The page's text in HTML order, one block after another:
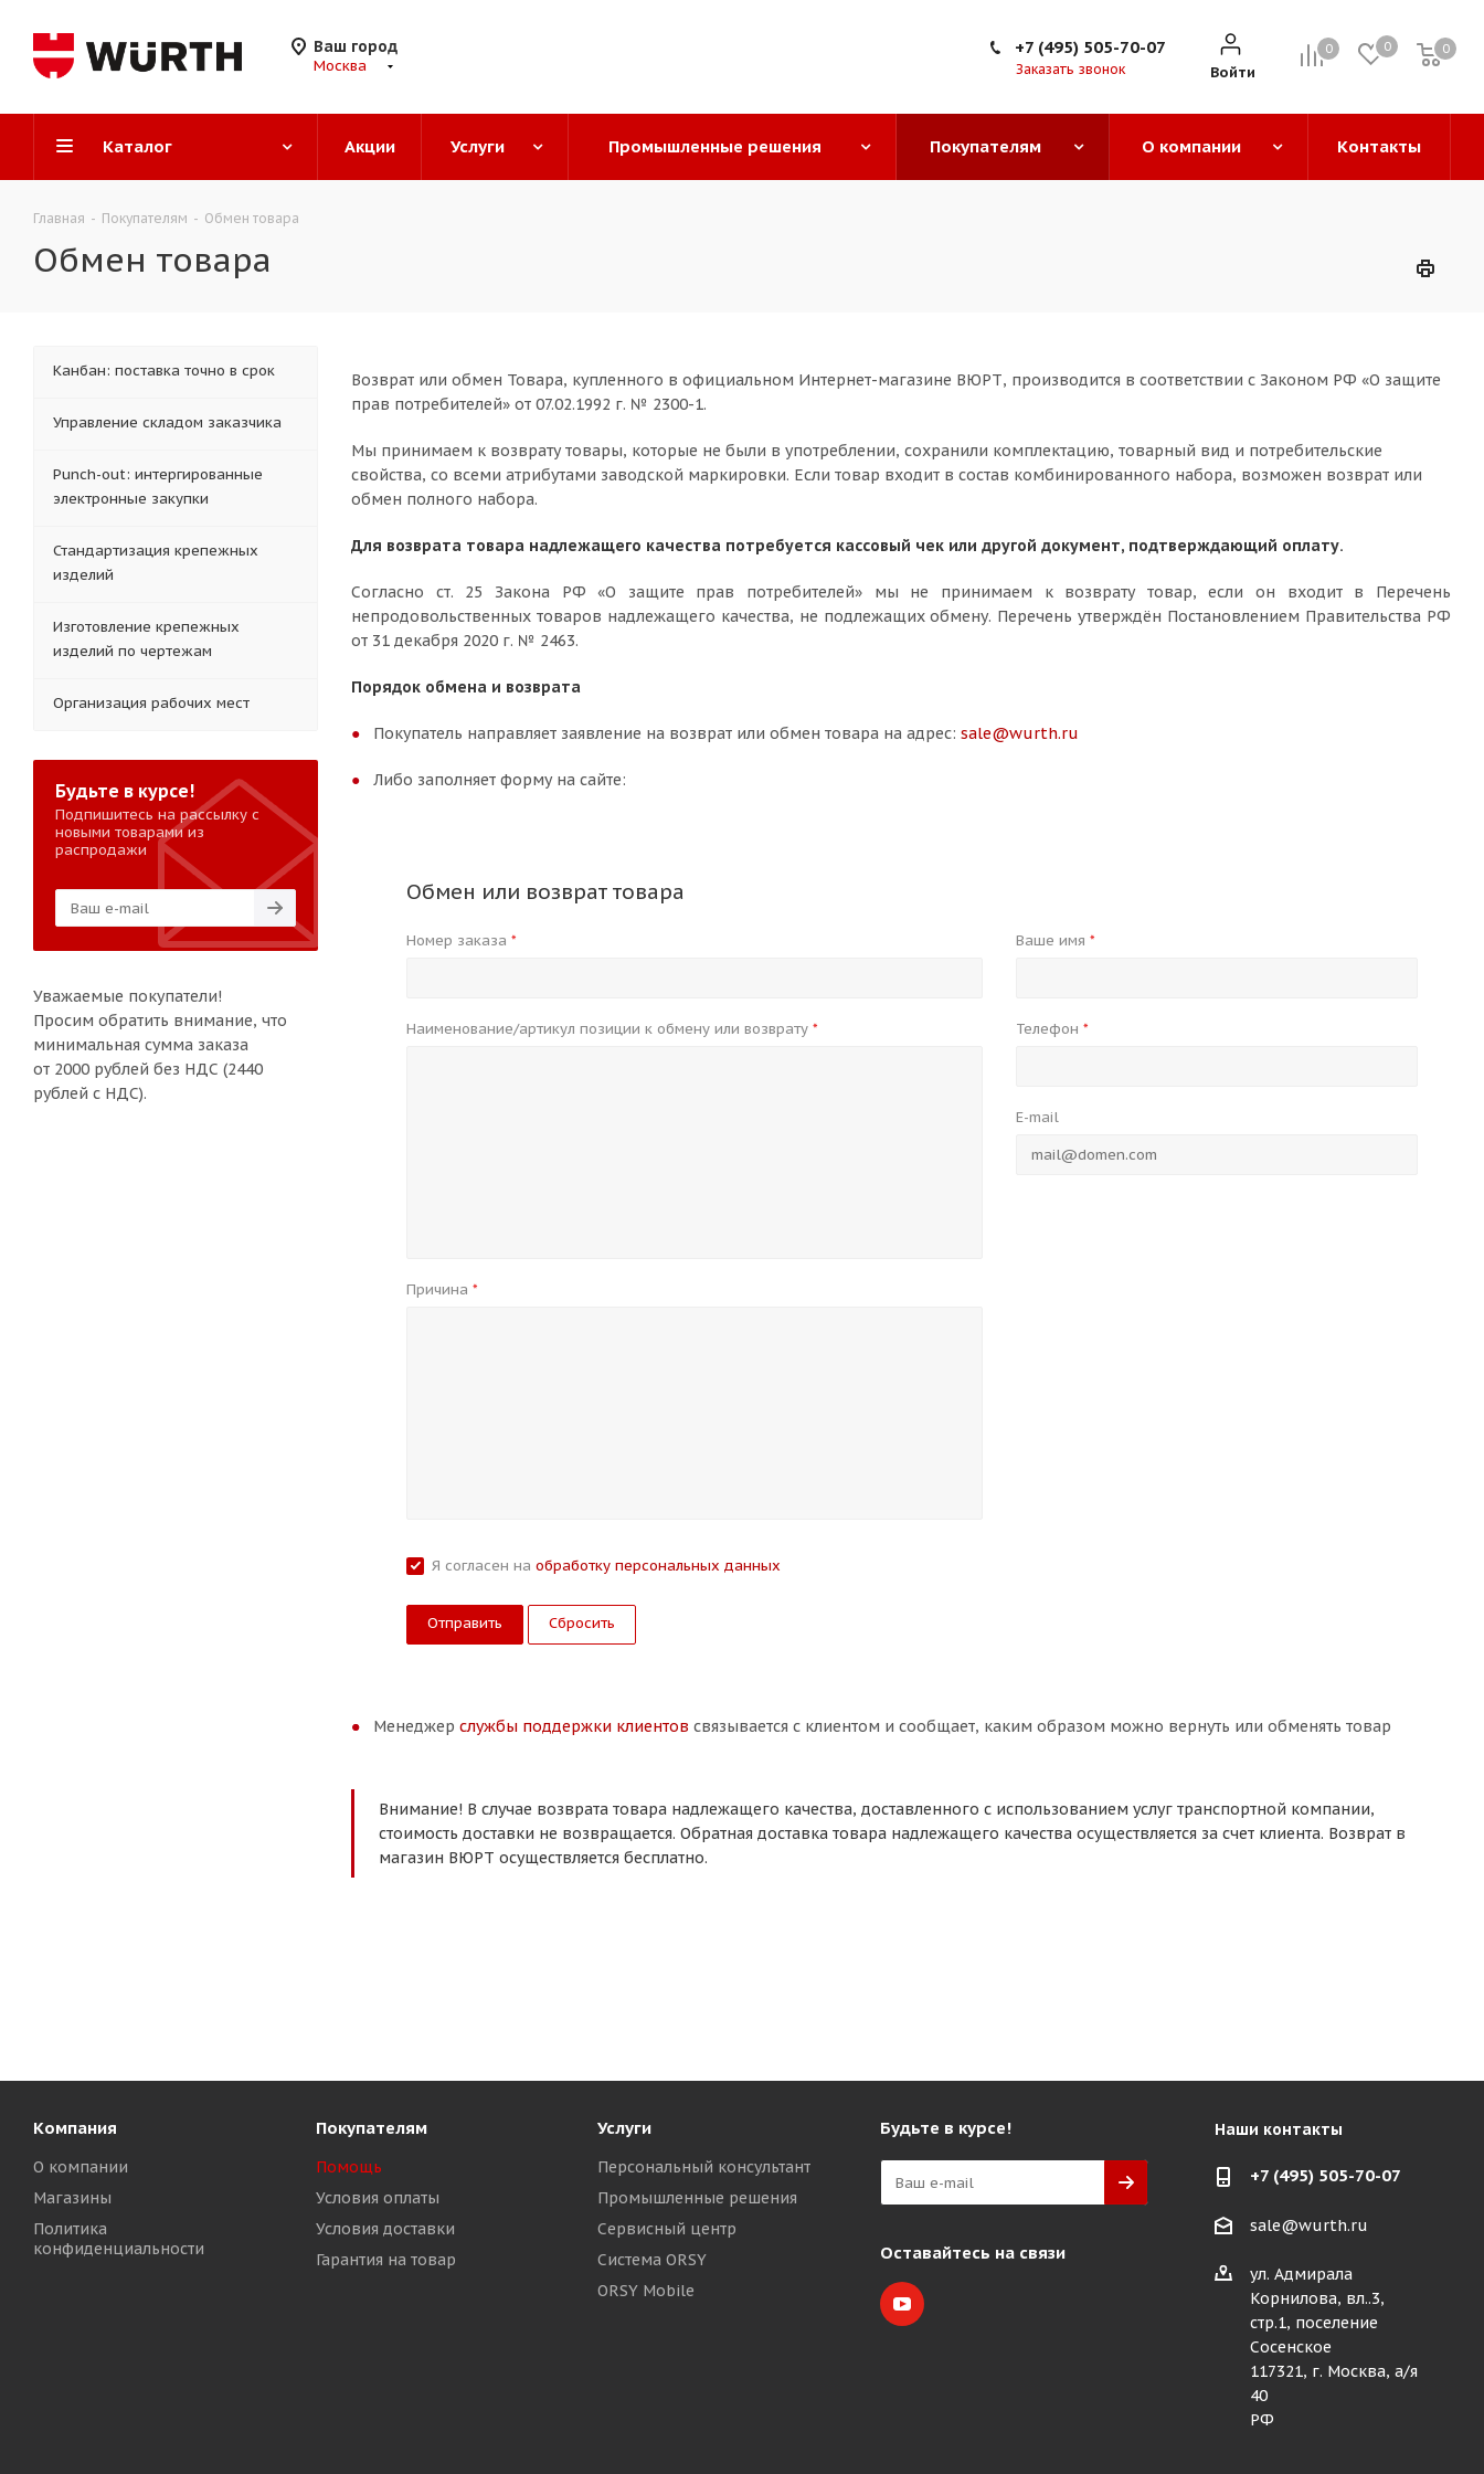
Ваш город
Москва
0 0 0
0
Войти
+7 (495) 505-70-07
Заказать звонок
Каталог Акции Услуги Промышленные решения Покупателям О компании Контакты
Главная - Покупателям - Обмен товара
Обмен товара
Возврат или обмен Товара, купленного в официальном Интернет-магазине ВЮРТ, производится в соответствии с Законом РФ «О защите
прав потребителей» от 07.02.1992 г. № 2300-1.
Мы принимаем к возврату товары, которые не были в употреблении, сохранили комплектацию, товарный вид и потребительские
свойства, со всеми атрибутами заводской маркировки. Если товар входит в состав комбинированного набора, возможен возврат или
обмен полного набора.
Для возврата товара надлежащего качества потребуется кассовый чек или другой документ, подтверждающий оплату.
Согласно ст. 25 Закона РФ «О защите прав потребителей» мы не принимаем к возврату товар, если он входит в Перечень
непродовольственных товаров надлежащего качества, не подлежащих обмену. Перечень утверждён Постановлением Правительства РФ
от 31 декабря 2020 г. № 2463.
Порядок обмена и возврата
Покупатель направляет заявление на возврат или обмен товара на адрес: sale@wurth.ru
Либо заполняет форму на сайте:
Обмен или возврат товара
Номер заказа *
Наименование/артикул позиции к обмену или возврату *
Причина *
Ваше имя *
Телефон *
E-mail
Я согласен на обработку персональных данных
Сбросить
Менеджер службы поддержки клиентов связывается с клиентом и сообщает, каким образом можно вернуть или обменять товар
Внимание! В случае возврата товара надлежащего качества, доставленного с использованием услуг транспортной компании,
стоимость доставки не возвращается. Обратная доставка товара надлежащего качества осуществляется за счет клиента. Возврат в
магазин ВЮРТ осуществляется бесплатно.
Канбан: поставка точно в срок
Управление складом заказчика
Punch-out: интергированные
электронные закупки
Стандартизация крепежных
изделий
Изготовление крепежных
изделий по чертежам
Организация рабочих мест
Будьте в курсе!
Подпишитесь на рассылку с
новыми товарами из
распродажи
Уважаемые покупатели!
Просим обратить внимание, что
минимальная сумма заказа
от 2000 рублей без НДС (2440
рублей с НДС).
Компания
О компании
Магазины
Политика
конфиденциальности
Покупателям
Помощь
Условия оплаты
Условия доставки
Гарантия на товар
Услуги
Персональный консультант
Промышленные решения
Сервисный центр
Система ORSY
ORSY Mobile
Будьте в курсе!
Оставайтесь на связи
Наши контакты
+7 (495) 505-70-07
sale@wurth.ru
ул. Адмирала
Корнилова, вл..3,
стр.1, поселение
Сосенское
117321, г. Москва, а/я
40
РФ